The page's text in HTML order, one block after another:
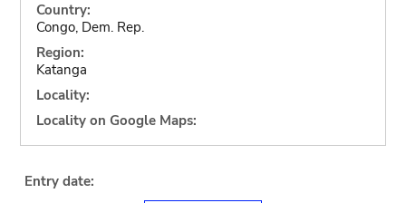
Country:
Congo, Dem. Rep.
Region:
Katanga
Locality:
Locality on Google Maps:
Entry date: